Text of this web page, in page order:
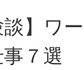
談】ワ
７選